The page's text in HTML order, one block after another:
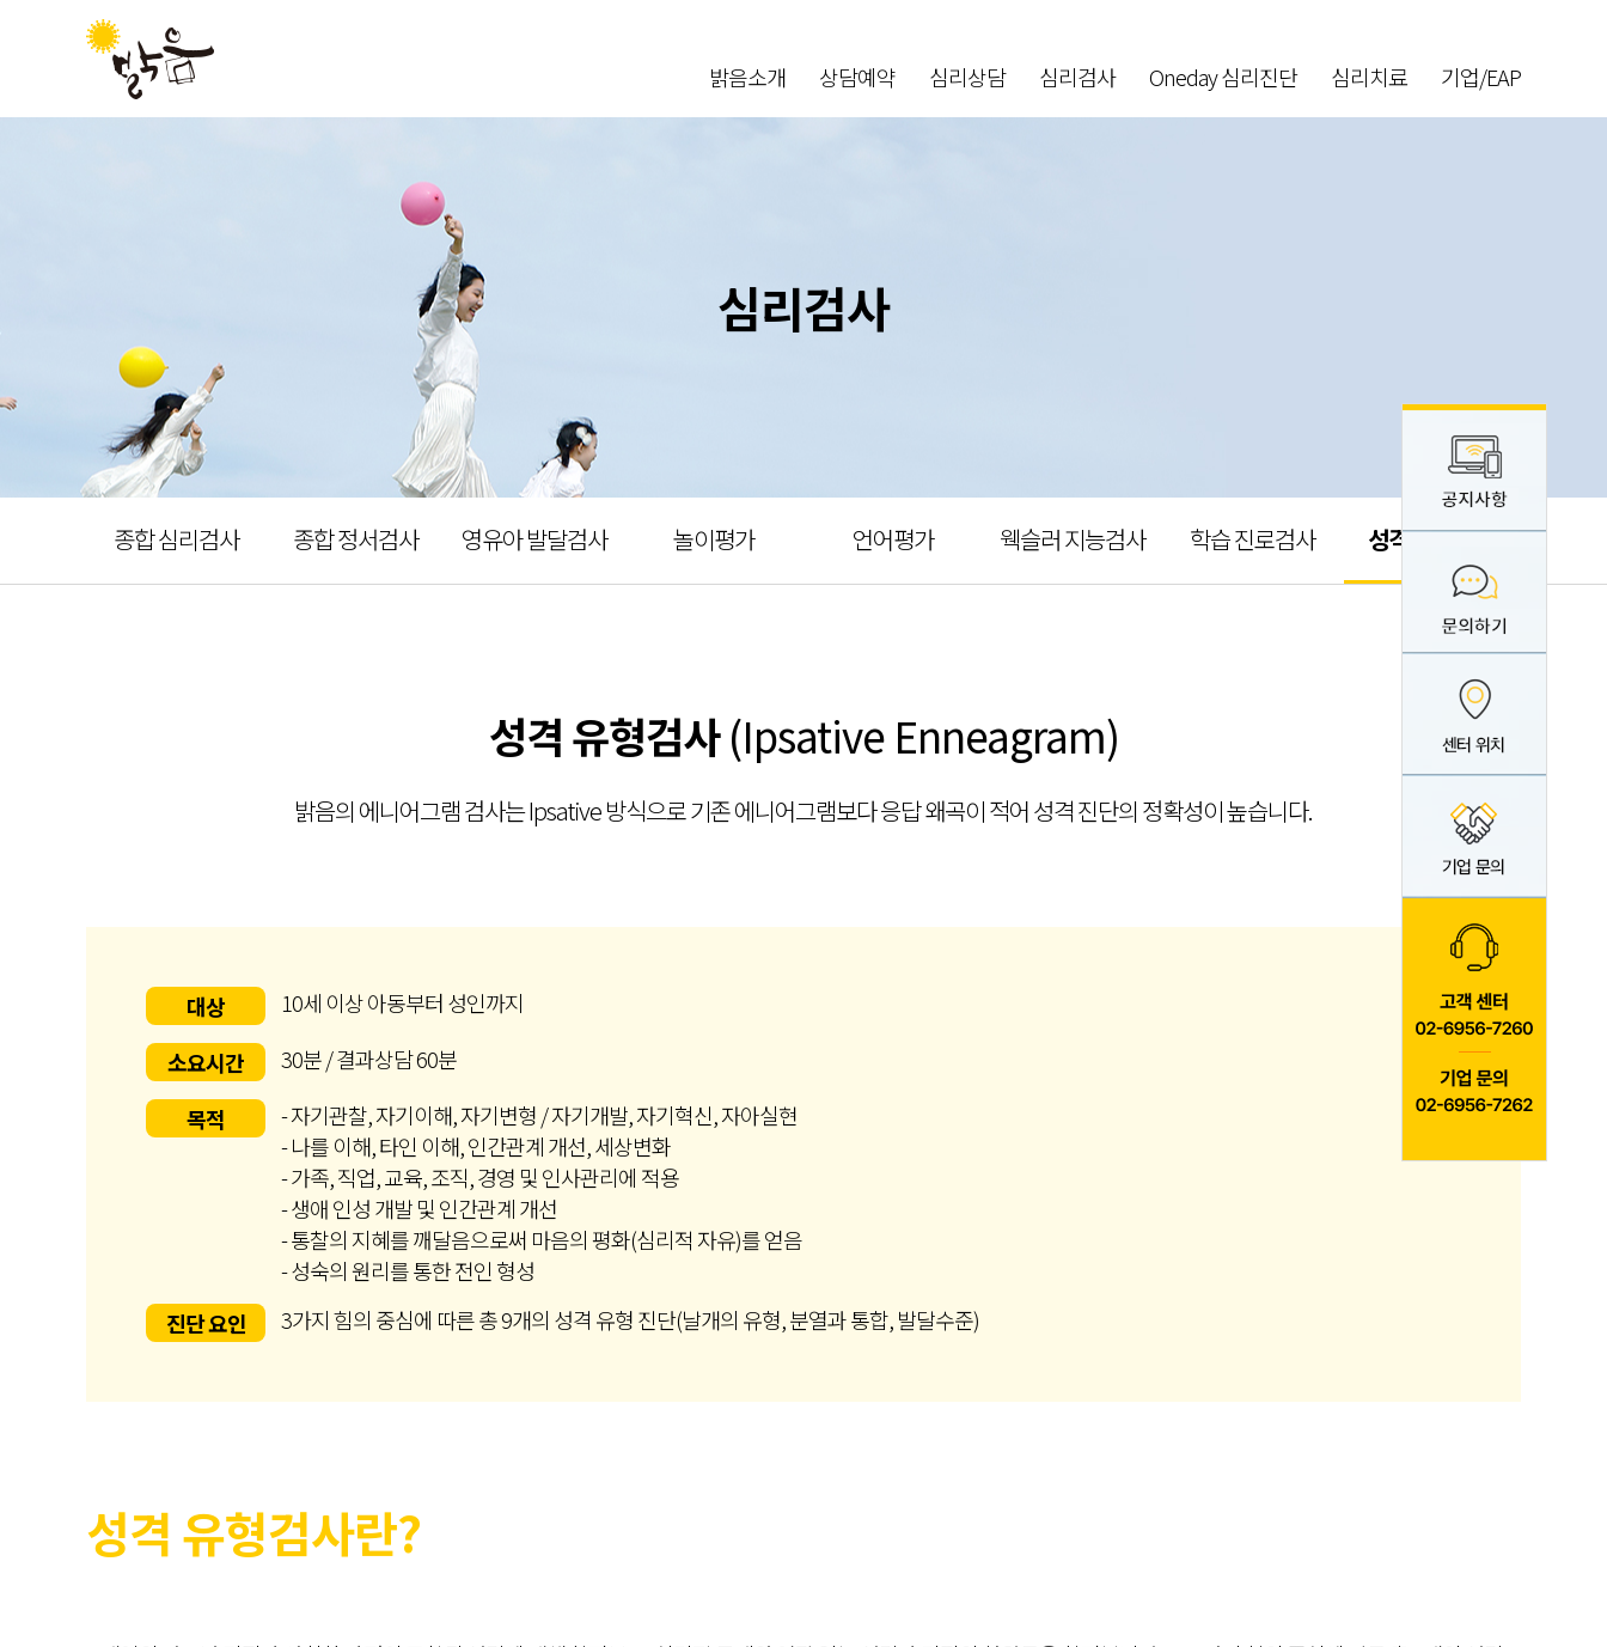
밝음소개 상담예약 심리상담 심리검사 Oneday 심리진단 심리치료 기업/EAP
심리검사
종합 심리검사 종합 정서검사 영유아 발달검사 놀이평가 언어평가 웩슬러 지능검사 학습 진로검사 성격 유형검사
성격 유형검사(Ipsative Enneagram)
밝음의 에니어그램 검사는 Ipsative 방식으로 기존 에니어그램보다 응답 왜곡이 적어 성격 진단의 정확성이 높습니다.
대상
10세 이상 아동부터 성인까지
소요시간
30분 / 결과상담 60분
목적
- 자기관찰, 자기이해, 자기변형 / 자기개발, 자기혁신, 자아실현
- 나를 이해, 타인 이해, 인간관계 개선, 세상변화
- 가족, 직업, 교육, 조직, 경영 및 인사관리에 적용
- 생애 인성 개발 및 인간관계 개선
- 통찰의 지혜를 깨달음으로써 마음의 평화(심리적 자유)를 얻음
- 성숙의 원리를 통한 전인 형성
진단 요인
3가지 힘의 중심에 따른 총 9개의 성격 유형 진단(날개의 유형, 분열과 통합, 발달수준)
성격 유형검사란?